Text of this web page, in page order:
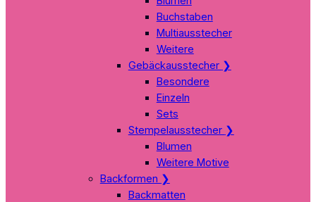
Buchstaben
Multiausstecher
Weitere
Gebäckausstecher ❯
Besondere
Einzeln
Sets
Stempelausstecher ❯
Blumen
Weitere Motive
Backformen ❯
Backmatten